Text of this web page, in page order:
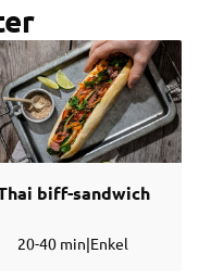
biff-sandwich
20-40 min|Enkel